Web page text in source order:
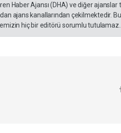
Haber Ajansı (DHA) ve diğer ajanslar
ajans kanallarından çekilmektedir.
hiç bir editörü sorumlu tutulamaz...